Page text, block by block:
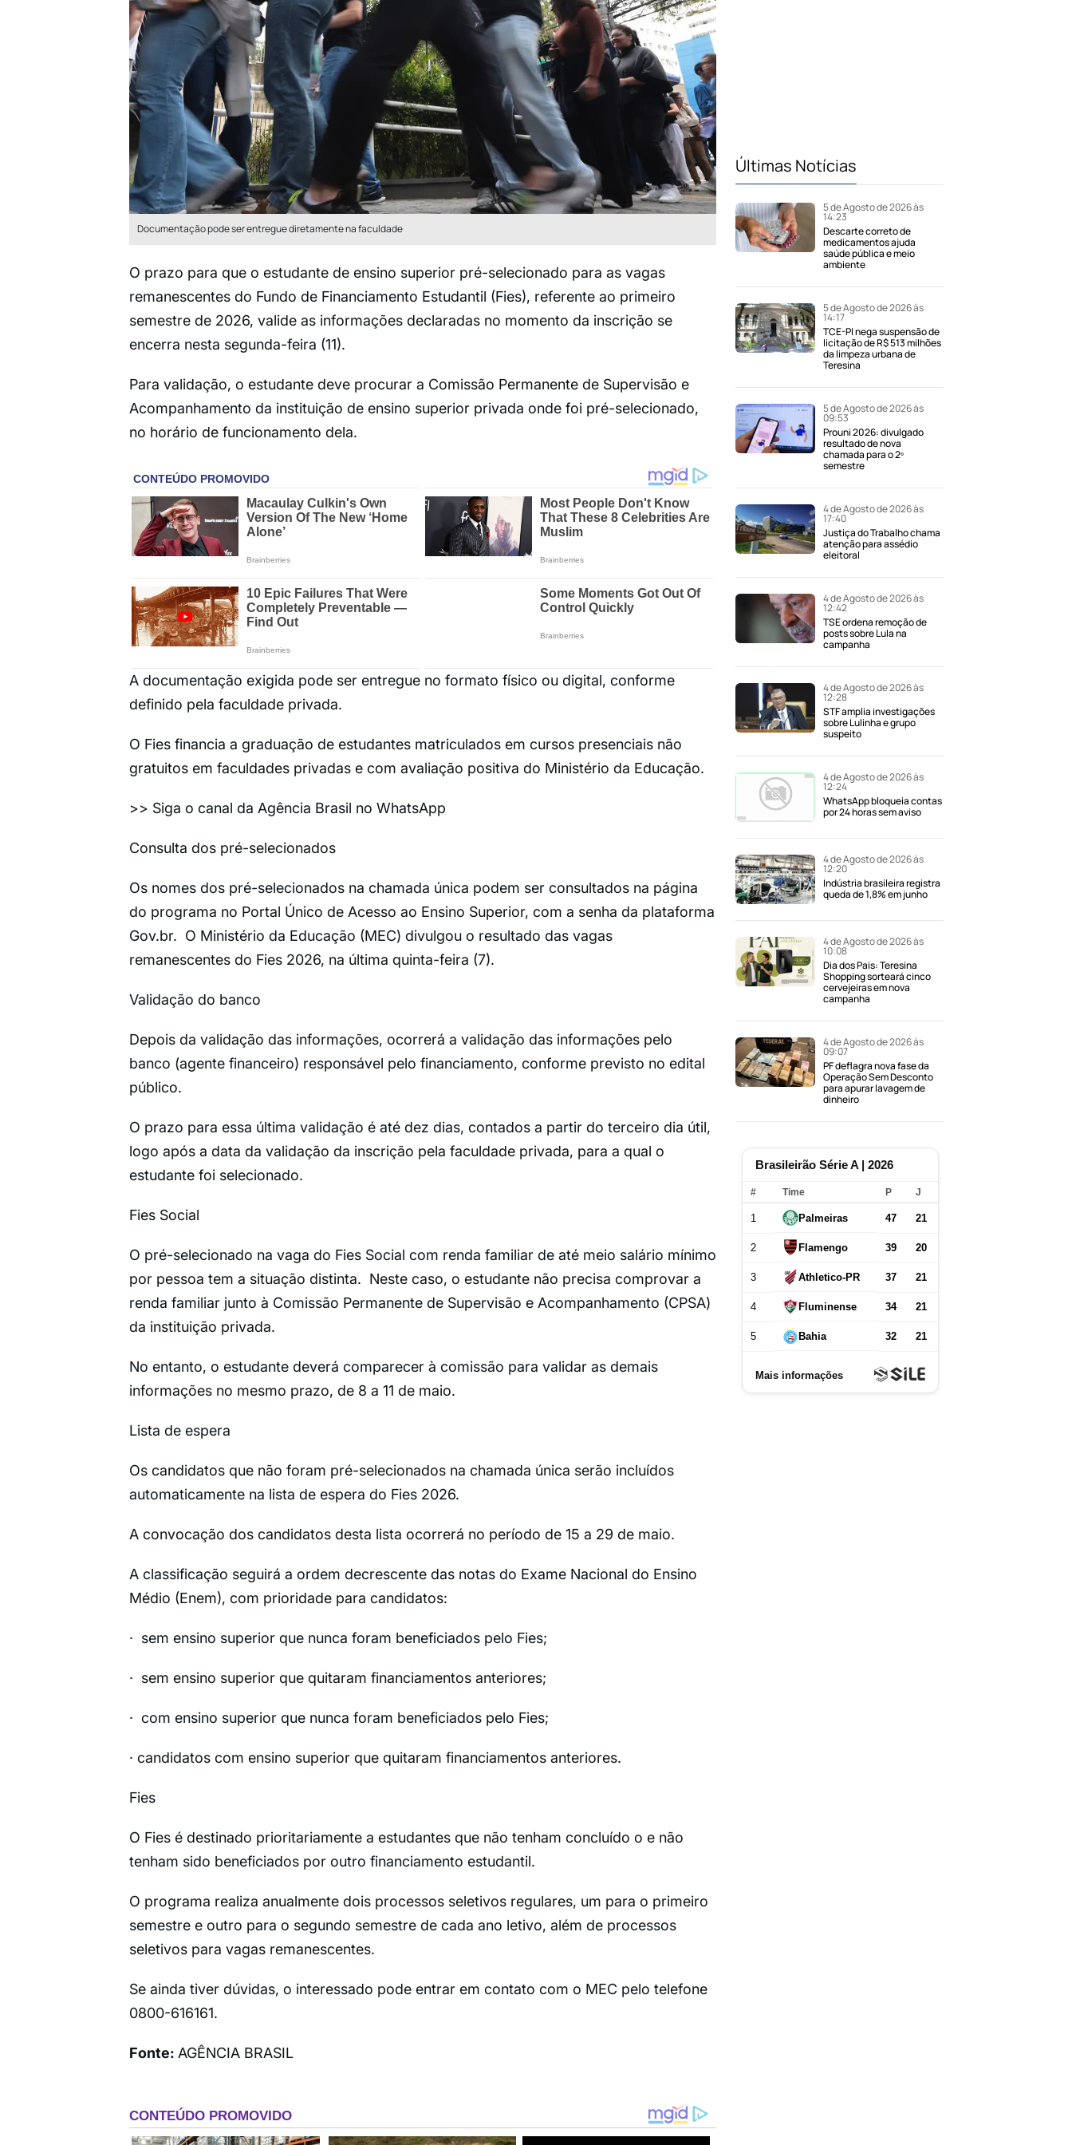
Documentação pode ser entregue diretamente na faculdade
O prazo para que o estudante de ensino superior pré-selecionado para as vagas
remanescentes do Fundo de Financiamento Estudantil (Fies), referente ao primeiro
semestre de 2026, valide as informações declaradas no momento da inscrição se
encerra nesta segunda-feira (11).
Para validação, o estudante deve procurar a Comissão Permanente de Supervisão e
Acompanhamento da instituição de ensino superior privada onde foi pré-selecionado,
no horário de funcionamento dela.
A documentação exigida pode ser entregue no formato físico ou digital, conforme
definido pela faculdade privada.
O Fies financia a graduação de estudantes matriculados em cursos presenciais não
gratuitos em faculdades privadas e com avaliação positiva do Ministério da Educação.
>> Siga o canal da Agência Brasil no WhatsApp
Consulta dos pré-selecionados
Os nomes dos pré-selecionados na chamada única podem ser consultados na página
do programa no Portal Único de Acesso ao Ensino Superior, com a senha da plataforma
Gov.br. O Ministério da Educação (MEC) divulgou o resultado das vagas
remanescentes do Fies 2026, na última quinta-feira (7).
Validação do banco
Depois da validação das informações, ocorrerá a validação das informações pelo
banco (agente financeiro) responsável pelo financiamento, conforme previsto no edital
público.
O prazo para essa última validação é até dez dias, contados a partir do terceiro dia útil,
logo após a data da validação da inscrição pela faculdade privada, para a qual o
estudante foi selecionado.
Fies Social
O pré-selecionado na vaga do Fies Social com renda familiar de até meio salário mínimo
por pessoa tem a situação distinta. Neste caso, o estudante não precisa comprovar a
renda familiar junto à Comissão Permanente de Supervisão e Acompanhamento (CPSA)
da instituição privada.
No entanto, o estudante deverá comparecer à comissão para validar as demais
informações no mesmo prazo, de 8 a 11 de maio.
Lista de espera
Os candidatos que não foram pré-selecionados na chamada única serão incluídos
automaticamente na lista de espera do Fies 2026.
A convocação dos candidatos desta lista ocorrerá no período de 15 a 29 de maio.
A classificação seguirá a ordem decrescente das notas do Exame Nacional do Ensino
Médio (Enem), com prioridade para candidatos:
· sem ensino superior que nunca foram beneficiados pelo Fies;
· sem ensino superior que quitaram financiamentos anteriores;
· com ensino superior que nunca foram beneficiados pelo Fies;
· candidatos com ensino superior que quitaram financiamentos anteriores.
Fies
O Fies é destinado prioritariamente a estudantes que não tenham concluído o e não
tenham sido beneficiados por outro financiamento estudantil.
O programa realiza anualmente dois processos seletivos regulares, um para o primeiro
semestre e outro para o segundo semestre de cada ano letivo, além de processos
seletivos para vagas remanescentes.
Se ainda tiver dúvidas, o interessado pode entrar em contato com o MEC pelo telefone
0800-616161.
Fonte: AGÊNCIA BRASIL
Últimas Notícias
5 de Agosto de 2026 às
14:23
Descarte correto de
medicamentos ajuda
saúde pública e meio
ambiente
5 de Agosto de 2026 às
14:17
TCE-PI nega suspensão de
licitação de R$ 513 milhões
da limpeza urbana de
Teresina
5 de Agosto de 2026 às
09:53
Prouni 2026: divulgado
resultado de nova
chamada para o 2º
semestre
4 de Agosto de 2026 às
17:40
Justiça do Trabalho chama
atenção para assédio
eleitoral
4 de Agosto de 2026 às
12:42
TSE ordena remoção de
posts sobre Lula na
campanha
4 de Agosto de 2026 às
12:28
STF amplia investigações
sobre Lulinha e grupo
suspeito
4 de Agosto de 2026 às
12:24
WhatsApp bloqueia contas
por 24 horas sem aviso
4 de Agosto de 2026 às
12:20
Indústria brasileira registra
queda de 1,8% em junho
4 de Agosto de 2026 às
10:08
Dia dos Pais: Teresina
Shopping sorteará cinco
cervejeiras em nova
campanha
4 de Agosto de 2026 às
09:07
PF deflagra nova fase da
Operação Sem Desconto
para apurar lavagem de
dinheiro